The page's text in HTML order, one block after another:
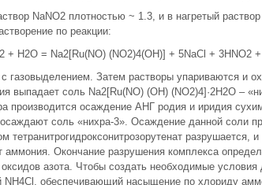
NaNO2 плотностью ~ 1.3, и в нагретый раствор
по реакции:
+ H2O = Na2[Ru(NO) (NO2)4(OH)] + 5NaCl + 3HNO2
с газовыделением. Затем растворы упариваются и
выпадает соль Na2[Ru(NO) (OH) (NO2)4]·2H2O –
производится осаждение АНГ родия и иридия
соль «нихра‑3». Осаждение данной соли
тетранитрогидроксонитрозорутенат разрушается,
аммония. Окончание разрушения комплекса
азота. Чтобы создать необходимые
NH4Cl, обеспечивающий насыщение по хлориду